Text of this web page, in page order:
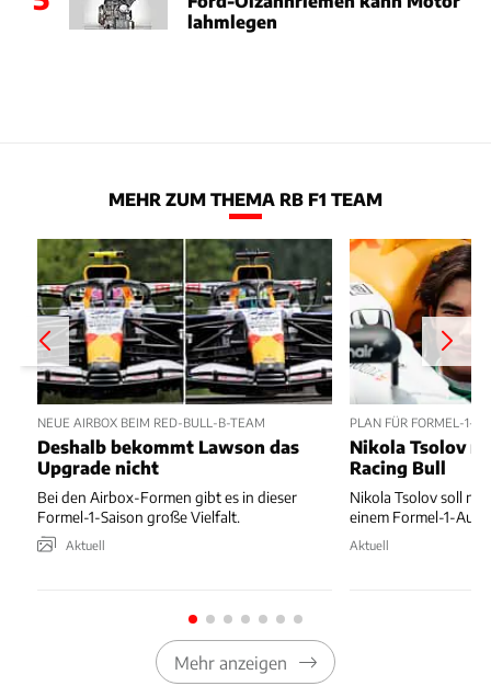
lahmlegen
MEHR ZUM THEMA RB F1 TEAM
NEUE AIRBOX BEIM RED-BULL-B-TEAM
Deshalb bekommt Lawson das
Upgrade nicht
Bei den Airbox-Formen gibt es in dieser
Formel-1-Saison große Vielfalt.
Aktuell
PLAN FÜR FORMEL-1-
Nikola Tsolov
Racing Bull
Nikola Tsolov soll
einem Formel-1-
Aktuell
Mehr anzeigen